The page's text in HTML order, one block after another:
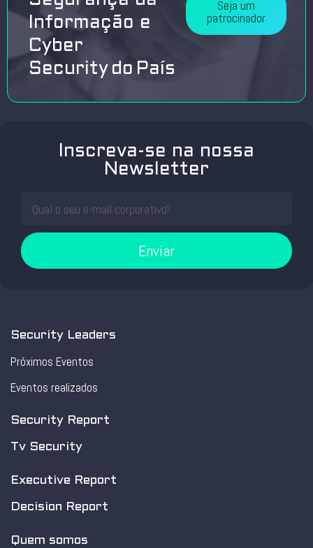
Informação e
Cyber
Security do País
Seja um
patrocinador
Inscreva-se na nossa
Newsletter
Enviar
Security Leaders
Próximos Eventos
Eventos realizados
Security Report
Tv Security
Executive Report
Decision Report
Quem somos